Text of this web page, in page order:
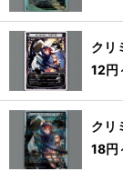
クリ
12円
クリ
18円